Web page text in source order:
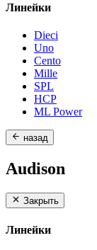
Линейки
Dieci
Uno
Cento
Mille
SPL
HCP
ML Power
назад
Audison
Закрыть
Линейки